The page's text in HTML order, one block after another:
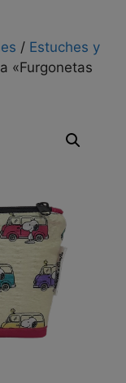
/ Estuches y
«Furgonetas